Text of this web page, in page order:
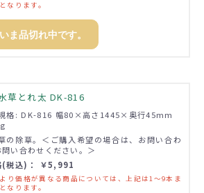
なります。
ま品切れ中です。
草とれ太 DK-816
格: DK-816 幅80×高さ1445×奥行45mm
の除草。＜ご購入希望の場合は、お問い合わ
い合わせください。＞
(税込)： ￥5,991
り価格が異なる商品については、上記は1～9本ま
なります。